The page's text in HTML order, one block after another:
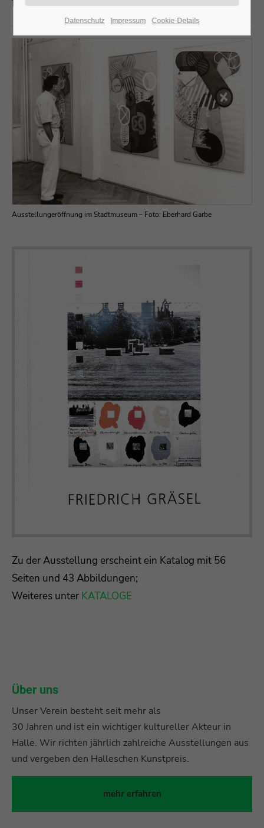
24h / 365days
We offer support for our customers
Mon - Fri 8:00am - 5:00pm (GMT +1)
Get in touch
Cybersteel Inc.
376-293 City Road, Suite 600
San Francisco, CA 94102
Drop us a line
info@yourdomain.com
About us
Lorem ipsum dolor sit amet, consectetuer
adipiscing elit.
Aenean commodo ligula eget dolor. Aenean
massa. Cum sociis natoque penatibus et magnis
dis parturient montes, nascetur ridiculus mus.
Donec quam felis, ultricies nec.
Ausstellungeröffnung im Stadtmuseum – Foto: Eberhard Garbe
Zu der Ausstellung erscheint ein Katalog mit 56
Seiten und 43 Abbildungen;
Weiteres unter KATALOGE
Über uns
Unser Verein besteht seit mehr als
30 Jahren und ist ein wichtiger kultureller Akteur in
Halle. Wir richten jährlich zahlreiche Ausstellungen aus
und vergeben den Halleschen Kunstpreis.
mehr erfahren
Datenschutz Impressum Cookie-Details